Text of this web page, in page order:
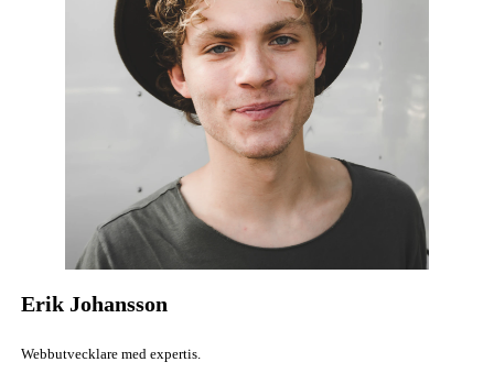
Erik Johansson
Webbutvecklare med expertis.